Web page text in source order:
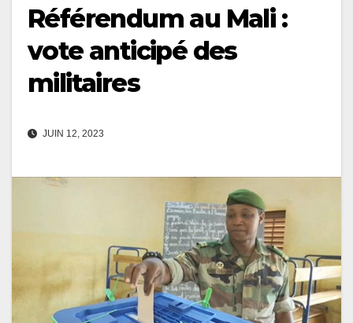
Référendum au Mali :
vote anticipé des
militaires
JUIN 12, 2023